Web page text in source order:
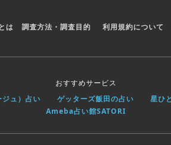
subscription. This will help us build
at least 24 hours before the end of
は 調査方法・調査目的 利用規約について
おすすめサービス
ュ）占い ゲッターズ飯田の占い 星ひ
Ameba占い館SATORI